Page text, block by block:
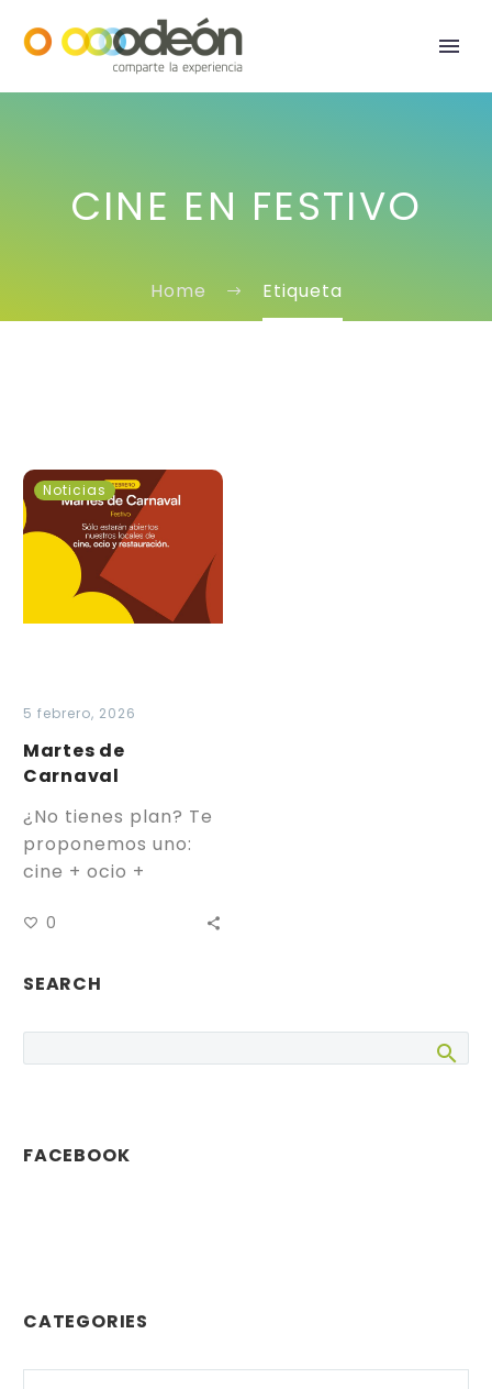
CINE EN FESTIVO
Home Etiqueta
Martes
de
Carnaval
Noticias
5 febrero, 2026
Martes de
Carnaval
¿No tienes plan? Te
proponemos uno:
cine + ocio +
de febrero la zona
permanecerá
0
SEARCH
FACEBOOK
CATEGORIES